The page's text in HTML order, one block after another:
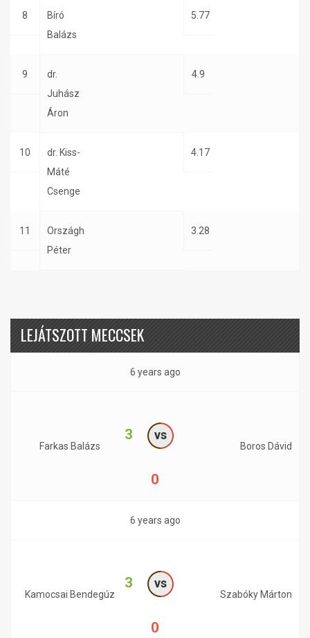
8
Bíró
Balázs
5.77
9
dr.
Juhász
Áron
4.9
10
dr. Kiss-
Máté
Csenge
4.17
11
Országh
Péter
3.28
LEJÁTSZOTT MECCSEK
6 years ago
Farkas Balázs
3 vs
0
Boros Dávid
6 years ago
Kamocsai Bendegúz
3 vs
0
Szabóky Márton